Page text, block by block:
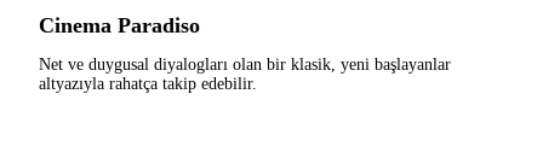
Cinema Paradiso
Net ve duygusal diyalogları olan bir klasik, yeni başlayanlar
altyazıyla rahatça takip edebilir.